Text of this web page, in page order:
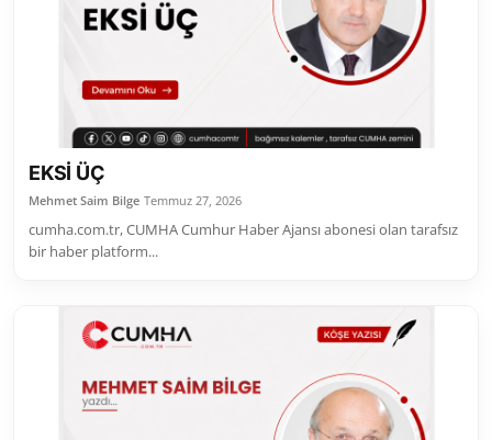
EKSİ ÜÇ
Mehmet Saim Bilge Temmuz 27, 2026
cumha.com.tr, CUMHA Cumhur Haber Ajansı abonesi olan tarafsız
bir haber platform...